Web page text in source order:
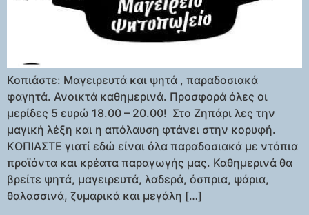
Κοπιάστε: Μαγειρευτά και ψητά , παραδοσιακά
φαγητά. Ανοικτά καθημερινά. Προσφορά όλες οι
μερίδες 5 ευρώ 18.00 – 20.00! Στο Ζηπάρι λες την
μαγική λέξη και η απόλαυση φτάνει στην κορυφή.
KΟΠΙΑΣΤΕ γιατί εδώ είναι όλα παραδοσιακά με ντόπια
προϊόντα και κρέατα παραγωγής μας. Καθημερινά θα
βρείτε ψητά, μαγειρευτά, λαδερά, όσπρια, ψάρια,
θαλασσινά, ζυμαρικά και μεγάλη […]